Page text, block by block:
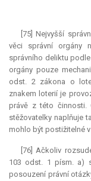
[75] Nejvyšší
věci správní orgány
správního deliktu
orgány pouze
odst. 2 zákona o
znakem loterií je
právě z této činnosti.
stěžovatelky naplňuje
mohlo být postižitelné
[76] Ačkoliv
103 odst. 1 písm. a)
posouzení právní